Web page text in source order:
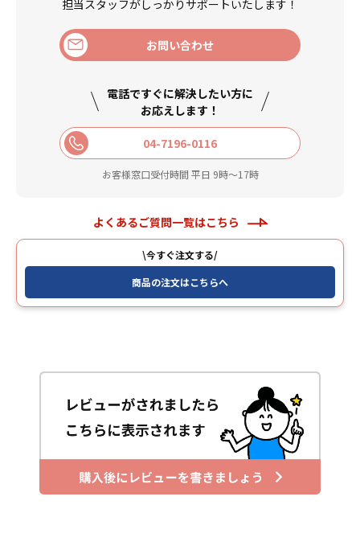
担当スタッフがしっかりサポートいたします！
お問い合わせ
電話ですぐに解決したい方に
お応えします！
04-7196-0116
お客様窓口受付時間 平日 9時〜17時
よくあるご質問一覧はこちら
\今すぐ注文する/
商品の注文はこちらへ